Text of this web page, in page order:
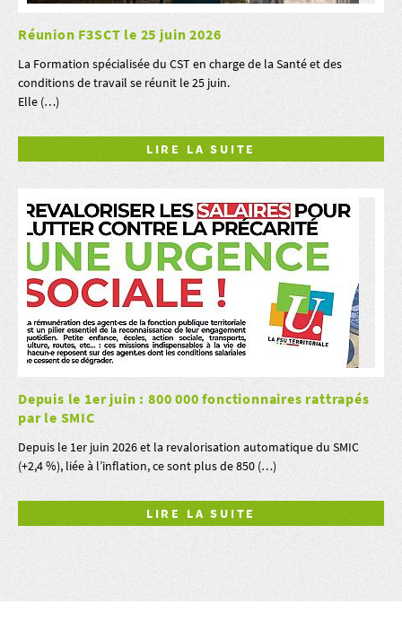
Réunion F3SCT le 25 juin 2026
La Formation spécialisée du CST en charge de la Santé et des
conditions de travail se réunit le 25 juin.
Elle (…)
LIRE LA SUITE
Depuis le 1er juin : 800 000 fonctionnaires rattrapés
par le SMIC
Depuis le 1er juin 2026 et la revalorisation automatique du SMIC
(+2,4 %), liée à l’inflation, ce sont plus de 850 (…)
LIRE LA SUITE